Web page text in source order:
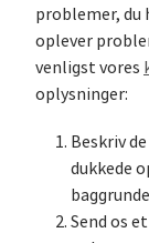
problemer, du
oplever
venligst vores
oplysninger:
Beskriv
dukkede
Send os